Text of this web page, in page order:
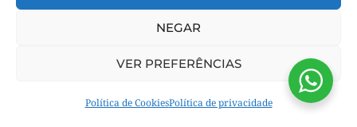
NEGAR
VER PREFERÊNCIAS
Política de CookiesPolítica de privacidade